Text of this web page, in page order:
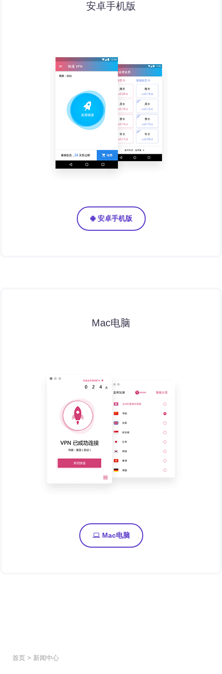
安卓手机版
安卓手机版
Mac电脑
Mac电脑
首页 > 新闻中心